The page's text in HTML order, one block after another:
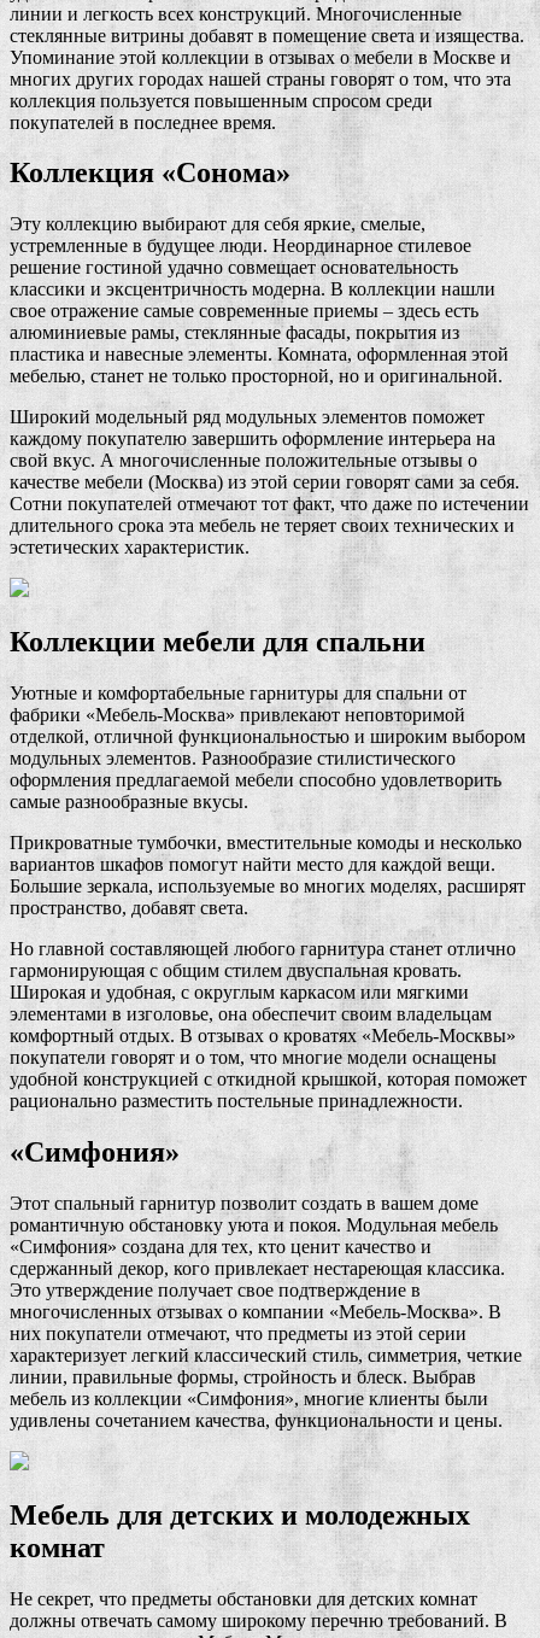
линии и легкость всех конструкций. Многочисленные
стеклянные витрины добавят в помещение света и изящества.
Упоминание этой коллекции в отзывах о мебели в Москве и
многих других городах нашей страны говорят о том, что эта
коллекция пользуется повышенным спросом среди
покупателей в последнее время.
Коллекция «Сонома»
Эту коллекцию выбирают для себя яркие, смелые,
устремленные в будущее люди. Неординарное стилевое
решение гостиной удачно совмещает основательность
классики и эксцентричность модерна. В коллекции нашли
свое отражение самые современные приемы – здесь есть
алюминиевые рамы, стеклянные фасады, покрытия из
пластика и навесные элементы. Комната, оформленная этой
мебелью, станет не только просторной, но и оригинальной.
Широкий модельный ряд модульных элементов поможет
каждому покупателю завершить оформление интерьера на
свой вкус. А многочисленные положительные отзывы о
качестве мебели (Москва) из этой серии говорят сами за себя.
Сотни покупателей отмечают тот факт, что даже по истечении
длительного срока эта мебель не теряет своих технических и
эстетических характеристик.
Коллекции мебели для спальни
Уютные и комфортабельные гарнитуры для спальни от
фабрики «Мебель-Москва» привлекают неповторимой
отделкой, отличной функциональностью и широким выбором
модульных элементов. Разнообразие стилистического
оформления предлагаемой мебели способно удовлетворить
самые разнообразные вкусы.
Прикроватные тумбочки, вместительные комоды и несколько
вариантов шкафов помогут найти место для каждой вещи.
Большие зеркала, используемые во многих моделях, расширят
пространство, добавят света.
Но главной составляющей любого гарнитура станет отлично
гармонирующая с общим стилем двуспальная кровать.
Широкая и удобная, с округлым каркасом или мягкими
элементами в изголовье, она обеспечит своим владельцам
комфортный отдых. В отзывах о кроватях «Мебель-Москвы»
покупатели говорят и о том, что многие модели оснащены
удобной конструкцией с откидной крышкой, которая поможет
рационально разместить постельные принадлежности.
«Симфония»
Этот спальный гарнитур позволит создать в вашем доме
романтичную обстановку уюта и покоя. Модульная мебель
«Симфония» создана для тех, кто ценит качество и
сдержанный декор, кого привлекает нестареющая классика.
Это утверждение получает свое подтверждение в
многочисленных отзывах о компании «Мебель-Москва». В
них покупатели отмечают, что предметы из этой серии
характеризует легкий классический стиль, симметрия, четкие
линии, правильные формы, стройность и блеск. Выбрав
мебель из коллекции «Симфония», многие клиенты были
удивлены сочетанием качества, функциональности и цены.
Мебель для детских и молодежных
комнат
Не секрет, что предметы обстановки для детских комнат
должны отвечать самому широкому перечню требований. В